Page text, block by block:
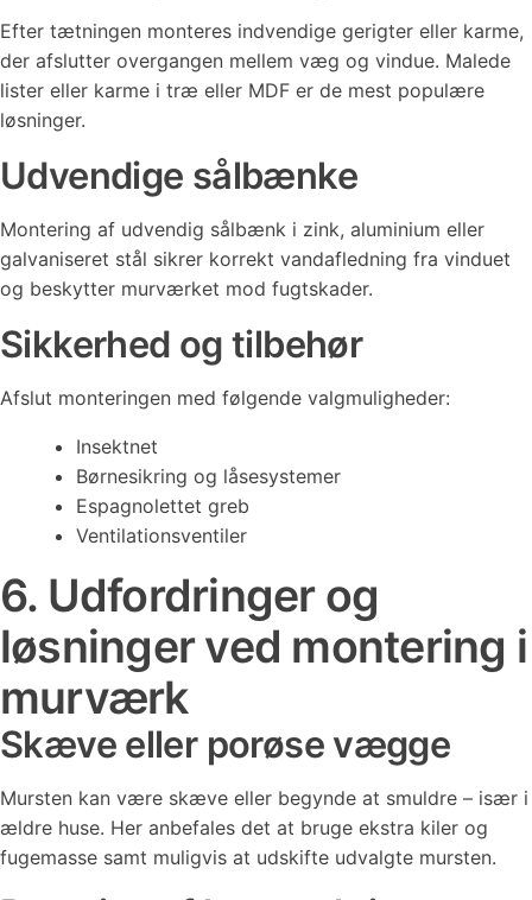
Efter tætningen monteres indvendige gerigter eller karme,
der afslutter overgangen mellem væg og vindue. Malede
lister eller karme i træ eller MDF er de mest populære
løsninger.
Udvendige sålbænke
Montering af udvendig sålbænk i zink, aluminium eller
galvaniseret stål sikrer korrekt vandafledning fra vinduet
og beskytter murværket mod fugtskader.
Sikkerhed og tilbehør
Afslut monteringen med følgende valgmuligheder:
Insektnet
Børnesikring og låsesystemer
Espagnolettet greb
Ventilationsventiler
6. Udfordringer og
løsninger ved montering i
murværk
Skæve eller porøse vægge
Mursten kan være skæve eller begynde at smuldre – især i
ældre huse. Her anbefales det at bruge ekstra kiler og
fugemasse samt muligvis at udskifte udvalgte mursten.